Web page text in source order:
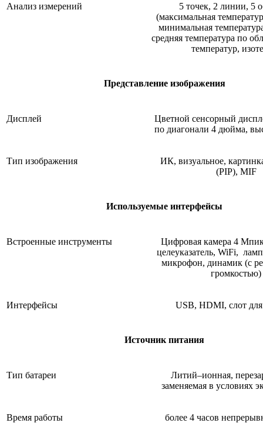
Анализ измерений
5 точек, 2 линии, 5
(максимальная
минимальная
средняя температура по
температур,
Представление изображения
Дисплей
Цветной сенсорный
по диагонали 4 дюйма,
Тип изображения
ИК, визуальное,
(PIP), MIF
Используемые интерфейсы
Встроенные инструменты
Цифровая камера 4
целеуказатель, WiFi,
микрофон, динамик (с
громкостью)
Интерфейсы USB, HDMI, слот
Источник питания
Тип батареи
Литий–ионная,
заменяемая в условиях
Время работы более 4 часов